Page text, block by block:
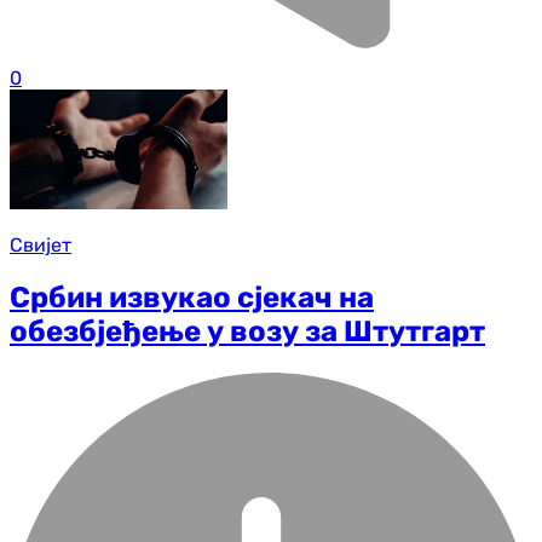
0
Свијет
Србин извукао сјекач на
обезбјеђење у возу за Штутгарт